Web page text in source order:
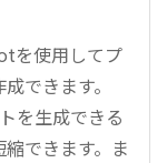
を使用してプ
できます。
を生成できる
できます。ま